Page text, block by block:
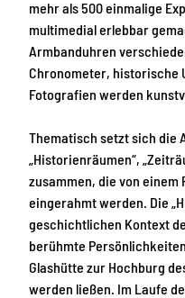
mehr als 500 einmalige
multimedial erlebbar
Armbanduhren
Chronometer, historische
Fotografien werden
Thematisch setzt sich die
„Historienräumen“,
zusammen, die von einem
eingerahmt werden. Die
geschichtlichen Kontext
berühmte
Glashütte zur Hochburg
werden ließen. Im Laufe